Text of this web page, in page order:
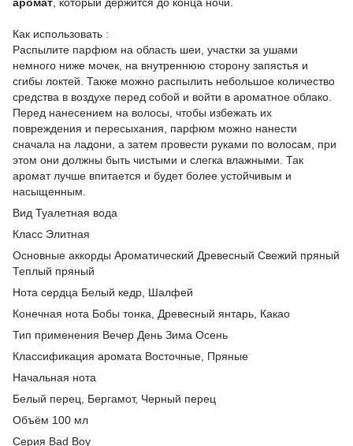
Как использовать :
Распылите парфюм на область шеи, участки за ушами
немного ниже мочек, на внутреннюю сторону запястья и
сгибы локтей. Также можно распылить небольшое количество
средства в воздухе перед собой и войти в ароматное облако.
Перед нанесением на волосы, чтобы избежать их
повреждения и пересыхания, парфюм можно нанести
сначала на ладони, а затем провести руками по волосам, при
этом они должны быть чистыми и слегка влажными. Так
аромат лучше впитается и будет более устойчивым и
насыщенным.
Вид Туалетная вода
Класс Элитная
Основные аккорды Ароматический Древесный Свежий пряный
Теплый пряный
Нота сердца Белый кедр, Шалфей
Конечная нота Бобы тонка, Древесный янтарь, Какао
Тип применения Вечер День Зима Осень
Классификация аромата Восточные, Пряные
Начальная нота
Белый перец, Бергамот, Черный перец
Объём 100 мл
Серия Bad Boy